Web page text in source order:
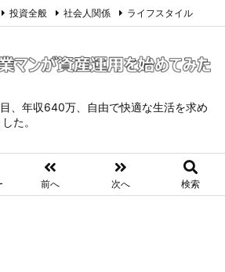
、年収640万、自由で快適な生活を求め
た。
前へ 次へ 検索
投資全般 社会人関係 ライフスタイル